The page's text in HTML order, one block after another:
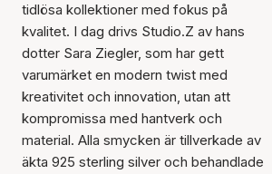
tidlösa kollektioner med fokus på
kvalitet. I dag drivs Studio.Z av hans
dotter Sara Ziegler, som har gett
varumärket en modern twist med
kreativitet och innovation, utan att
kompromissa med hantverk och
material. Alla smycken är tillverkade av
äkta 925 sterling silver och behandlade